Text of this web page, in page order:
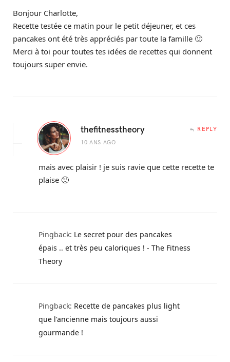
Bonjour Charlotte,
Recette testée ce matin pour le petit déjeuner, et ces
pancakes ont été très appréciés par toute la famille 🙂
Merci à toi pour toutes tes idées de recettes qui donnent
toujours super envie.
thefitnesstheory
10 ANS AGO
REPLY
mais avec plaisir ! je suis ravie que cette recette te
plaise 🙂
Pingback: Le secret pour des pancakes
épais .. et très peu caloriques ! - The Fitness
Theory
Pingback: Recette de pancakes plus light
que l'ancienne mais toujours aussi
gourmande !